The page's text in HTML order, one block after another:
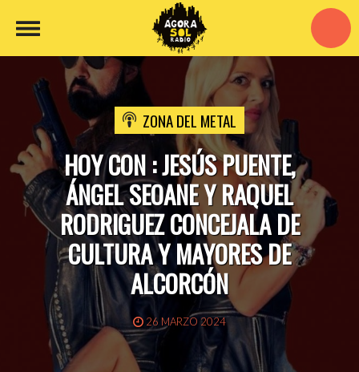
ZONA DEL METAL
HOY CON : JESÚS PUENTE,
ÁNGEL SEOANE Y RAQUEL
RODRIGUEZ CONCEJALA DE
CULTURA Y MAYORES DE
ALCORCÓN
26 MARZO 2024